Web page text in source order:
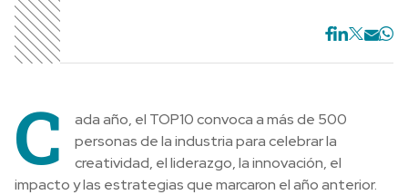
C
ada año, el TOP10 convoca a más de 500
personas de la industria para celebrar la
creatividad, el liderazgo, la innovación, el
impacto y las estrategias que marcaron el año anterior.